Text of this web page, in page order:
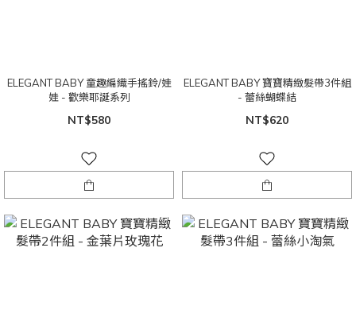
ELEGANT BABY 童趣編織手搖鈴/娃
娃 - 歡樂耶誕系列
NT$580
ELEGANT BABY 寶寶精緻髮帶3件組
- 蕾絲蝴蝶結
NT$620